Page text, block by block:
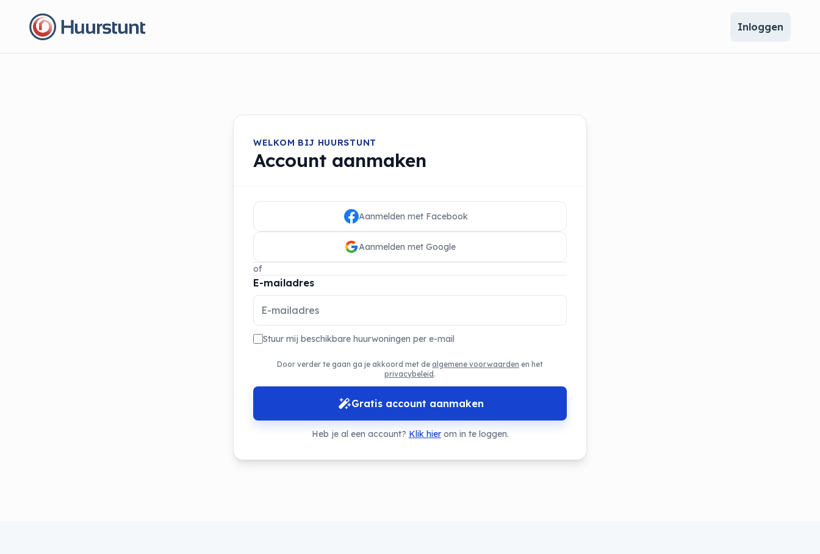
Inloggen
WELKOM BIJ HUURSTUNT
Account aanmaken
Aanmelden met Facebook
Aanmelden met Google
of
E-mailadres
Stuur mij beschikbare huurwoningen per e-mail
Door verder te gaan ga je akkoord met de algemene voorwaarden en het
privacybeleid .
Gratis account aanmaken
Heb je al een account? Klik hierom in te loggen.